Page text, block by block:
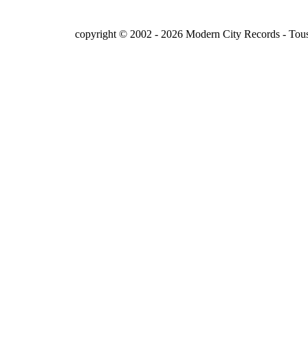
copyright © 2002 - 2026 Modern City Records -